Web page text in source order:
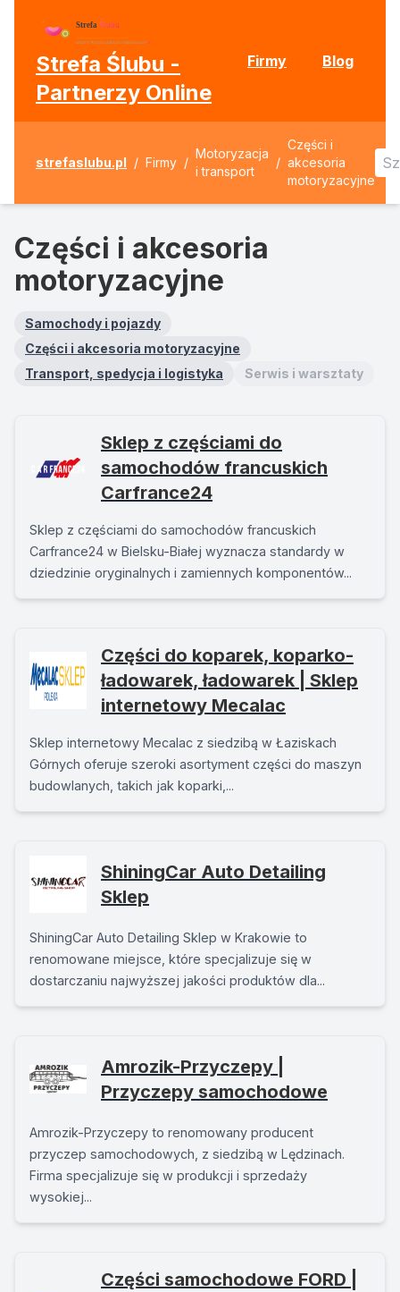
Strefa Ślubu -
Partnerzy Online
Firmy Blog
strefaslubu.pl / Firmy /
Motoryzacja
i transport
/
Części i
akcesoria
motoryzacyjne
Części i akcesoria
motoryzacyjne
Samochody i pojazdy
Części i akcesoria motoryzacyjne
Transport, spedycja i logistyka
Serwis i warsztaty
Sklep z częściami do
samochodów francuskich
Carfrance24
Sklep z częściami do samochodów francuskich
Carfrance24 w Bielsku-Białej wyznacza standardy w
dziedzinie oryginalnych i zamiennych komponentów...
Części do koparek, koparko-
ładowarek, ładowarek | Sklep
internetowy Mecalac
Sklep internetowy Mecalac z siedzibą w Łaziskach
Górnych oferuje szeroki asortyment części do maszyn
budowlanych, takich jak koparki,...
ShiningCar Auto Detailing
Sklep
ShiningCar Auto Detailing Sklep w Krakowie to
renomowane miejsce, które specjalizuje się w
dostarczaniu najwyższej jakości produktów dla...
Amrozik-Przyczepy |
Przyczepy samochodowe
Amrozik-Przyczepy to renomowany producent
przyczep samochodowych, z siedzibą w Lędzinach.
Firma specjalizuje się w produkcji i sprzedaży
wysokiej...
Części samochodowe FORD |